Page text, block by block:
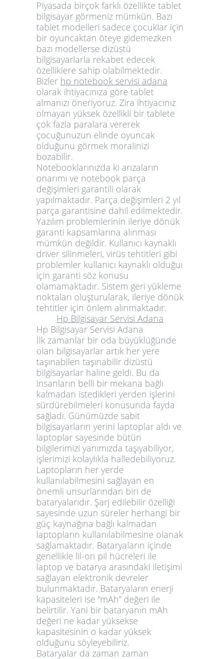
Piyasada birçok farklı özellikte tablet
bilgisayar görmeniz mümkün. Bazı
tablet modelleri sadece çocuklar için
bir oyuncaktan öteye gidemezken
bazı modellerse dizüstü
bilgisayarlarla rekabet edecek
özelliklere sahip olabilmektedir.
Bizler hp notebook servisi adana
olarak ihtiyacınıza göre tablet
almanızı öneriyoruz. Zira ihtiyacınız
olmayan yüksek özellikli bir tablete
çok fazla paralara vererek
çocuğunuzun elinde oyuncak
olduğunu görmek moralinizi
bozabilir.
Notebooklarınızda ki arızaların
onarımı ve notebook parça
değişimleri garantili olarak
yapılmaktadır. Parça değişimleri 2 yıl
parça garantisine dahil edilmektedir.
Yazılım problemlerinin ileriye dönük
garanti kapsamlarına alınması
mümkün değildir. Kullanıcı kaynaklı
driver silinmeleri, virüs tehtitleri gibi
problemler kullanıcı kaynaklı olduğuı
için garanti söz konusu
olamamaktadır. Sistem geri yükleme
noktaları oluşturularak, ileriye dönük
tehtitler için önlem alınmaktadır.
Hp Bilgisayar Servisi Adana
Hp Bilgisayar Servisi Adana
İlk zamanlar bir oda büyüklüğünde
olan bilgisayarlar artık her yere
taşınabilen taşınabilir dizüstü
bilgisayarlar haline geldi. Bu da
insanların belli bir mekana bağlı
kalmadan istedikleri yerden işlerini
sürdürebilmeleri konusunda fayda
sağladı. Günümüzde sabit
bilgisayarların yerini laptoplar aldı ve
laptoplar sayesinde bütün
bilgilerimizi yanımızda taşıyabiliyor,
işlerimizi kolaylıkla halledebiliyoruz.
Laptopların her yerde
kullanılabilmesini sağlayan en
önemli unsurlarından biri de
bataryalarıdır. Şarj edilebilir özelliği
sayesinde uzun süreler herhangi bir
güç kaynağına bağlı kalmadan
laptopların kullanılabilmesine olanak
sağlamaktadır. Bataryaların içinde
genellikle lil-on pil hücreleri ile
laptop ve batarya arasındaki iletişimi
sağlayan elektronik devreler
bulunmaktadır. Bataryaların enerji
kapasiteleri ise “mAh” değeri ile
belirtilir. Yani bir bataryanın mAh
değeri ne kadar yüksekse
kapasitesinin o kadar yüksek
olduğunu söyleyebiliriz.
Bataryalar da zaman zaman